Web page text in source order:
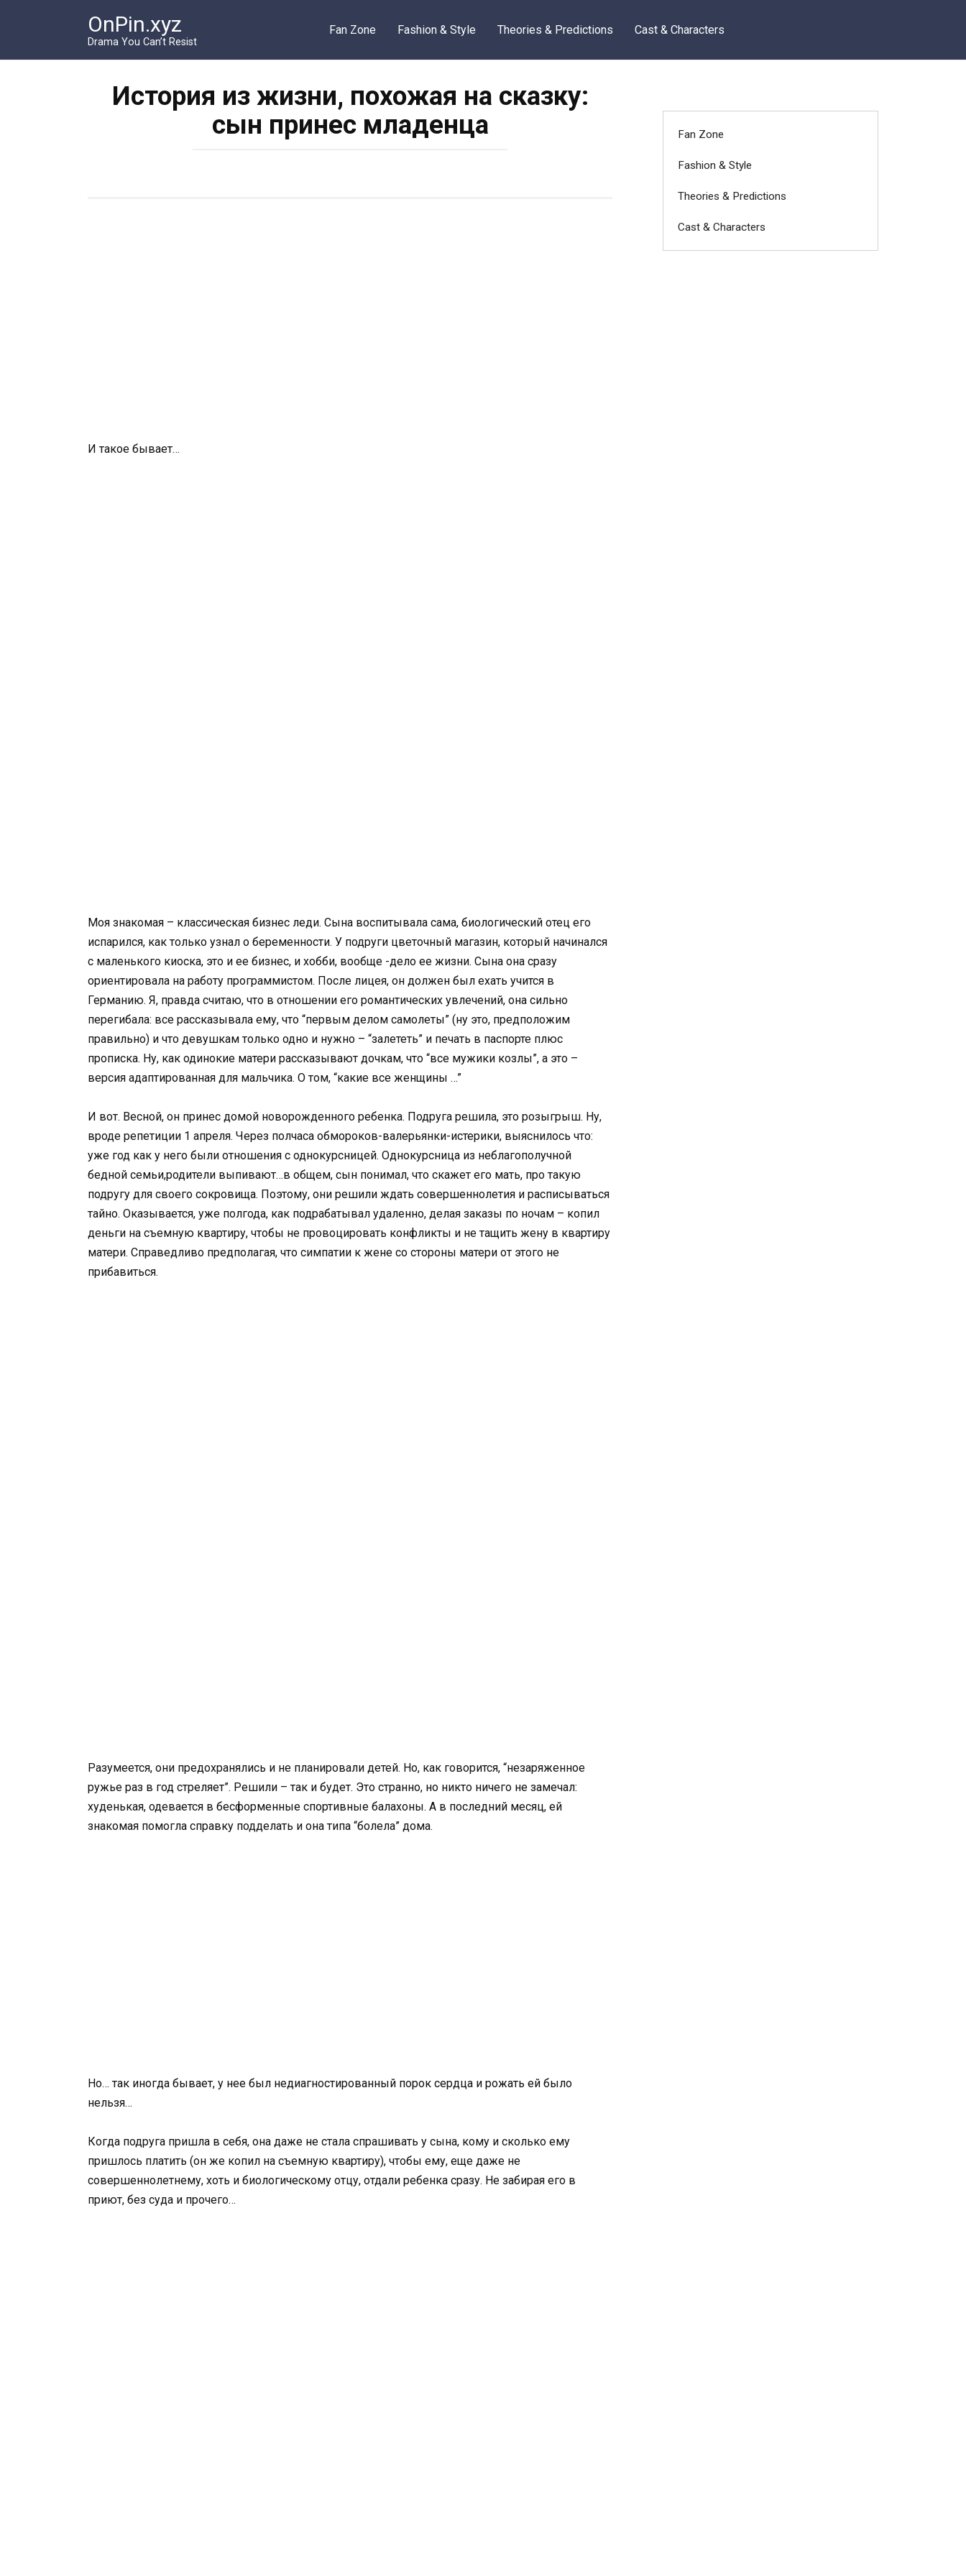
OnPin.xyz
Drama You Can’t Resist
Fan Zone Fashion & Style Theories & Predictions Cast & Characters
История из жизни, похожая на сказку:
сын принес младенца
И такое бывает…
Моя знакомая – классическая бизнес леди. Сына воспитывала сама, биологический отец его
испарился, как только узнал о беременности. У подруги цветочный магазин, который начинался
с маленького киоска, это и ее бизнес, и хобби, вообще -дело ее жизни. Сына она сразу
ориентировала на работу программистом. После лицея, он должен был ехать учится в
Германию. Я, правда считаю, что в отношении его романтических увлечений, она сильно
перегибала: все рассказывала ему, что “первым делом самолеты” (ну это, предположим
правильно) и что девушкам только одно и нужно – “залететь” и печать в паспорте плюс
прописка. Ну, как одинокие матери рассказывают дочкам, что “все мужики козлы”, а это –
версия адаптированная для мальчика. О том, “какие все женщины …”
И вот. Весной, он принес домой новорожденного ребенка. Подруга решила, это розыгрыш. Ну,
вроде репетиции 1 апреля. Через полчаса обмороков-валерьянки-истерики, выяснилось что:
уже год как у него были отношения с однокурсницей. Однокурсница из неблагополучной
бедной семьи,родители выпивают…в общем, сын понимал, что скажет его мать, про такую
подругу для своего сокровища. Поэтому, они решили ждать совершеннолетия и расписываться
тайно. Оказывается, уже полгода, как подрабатывал удаленно, делая заказы по ночам – копил
деньги на съемную квартиру, чтобы не провоцировать конфликты и не тащить жену в квартиру
матери. Справедливо предполагая, что симпатии к жене со стороны матери от этого не
прибавиться.
Разумеется, они предохранялись и не планировали детей. Но, как говорится, “незаряженное
ружье раз в год стреляет”. Решили – так и будет. Это странно, но никто ничего не замечал:
худенькая, одевается в бесформенные спортивные балахоны. А в последний месяц, ей
знакомая помогла справку подделать и она типа “болела” дома.
Но… так иногда бывает, у нее был недиагностированный порок сердца и рожать ей было
нельзя…
Когда подруга пришла в себя, она даже не стала спрашивать у сына, кому и сколько ему
пришлось платить (он же копил на съемную квартиру), чтобы ему, еще даже не
совершеннолетнему, хоть и биологическому отцу, отдали ребенка сразу. Не забирая его в
приют, без суда и прочего…
Fan Zone
Fashion & Style
Theories & Predictions
Cast & Characters